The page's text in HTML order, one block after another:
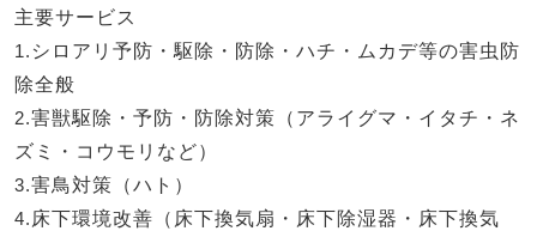
主要サービス
1. シロアリ予防・駆除・防除・ハチ・ムカデ等の害虫防
除全般
2.害獣駆除・予防・防除対策（アライグマ・イタチ・ネ
ズミ・コウモリなど）
3.害鳥対策（ハト）
4.床下環境改善（床下換気扇・床下除湿器・床下換気